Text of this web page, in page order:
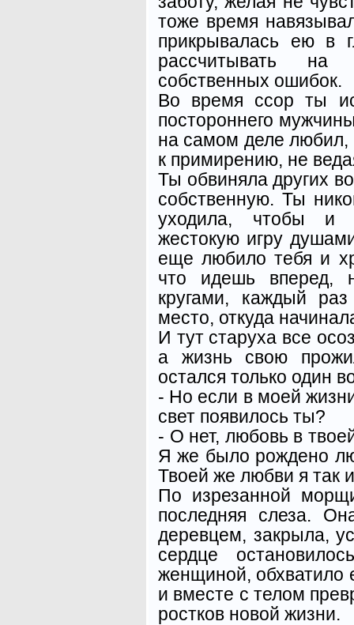
тоже время
прикрывалась ею в
рассчитывать
собственных ошибок.
Во время ссор ты
постороннего
на самом деле любил,
к примирению, не
Ты обвиняла других
собственную. Ты
уходила, чтобы и
жестокую игру
еще любило тебя и
что идешь вперед,
кругами, каждый
место, откуда
И тут старуха все
а жизнь свою
остался только один
- Но если в моей
свет появилось ты?
- О нет, любовь в
Я же было рождено
Твоей же любви я так
По изрезанной
последняя слеза.
деревцем, закрыла,
сердце
женщиной,
и вместе с телом
ростков новой жизни.